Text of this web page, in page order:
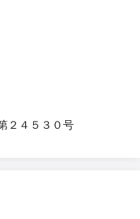
２４５３０号